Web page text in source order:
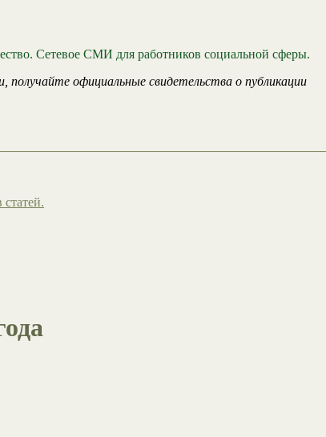
Сетевое СМИ для работников социальной сферы.
официальные свидетельства о публикации